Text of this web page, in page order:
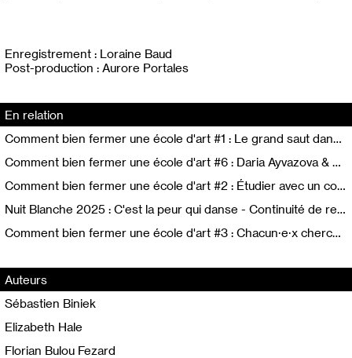
Enregistrement : Loraine Baud
Post-production : Aurore Portales
En relation
Comment bien fermer une école d'art #1 : Le grand saut dans le vide
Comment bien fermer une école d'art #6 : Daria Ayvazova & Catherine Geel - (Ré)inventer l’école
Comment bien fermer une école d'art #2 : Étudier avec un compte à rebours
Nuit Blanche 2025 : C'est la peur qui danse - Continuité de revenus pour les artistes auteur·ices avec Jimmy Cintero
Comment bien fermer une école d'art #3 : Chacun·e·x cherche son deuil
Auteurs
Sébastien Biniek
Elizabeth Hale
Florian Bulou Fezard